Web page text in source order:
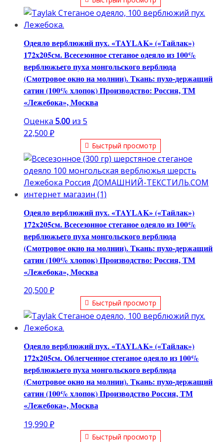
Одеяло верблюжий пух. «TAYLAK» («Тайлак»)
172х205см. Всесезонное стеганое одеяло из 100%
верблюжьего пуха монгольского верблюда
(Смотровое окно на молнии). Ткань: пухо-держащий
сатин (100% хлопок) Производство: Россия, ТМ
«Лежебока», Москва
Оценка 5.00 из 5
22,500 ₽
Быстрый просмотр
Одеяло верблюжий пух. «TAYLAK» («Тайлак»)
172х205см. Всесезонное стеганое одеяло из 100%
верблюжьего пуха монгольского верблюда
(Смотровое окно на молнии). Ткань: пухо-держащий
сатин (100% хлопок) Производство: Россия, ТМ
«Лежебока», Москва
20,500 ₽
Быстрый просмотр
Одеяло верблюжий пух. «TAYLAK» («Тайлак»)
172х205см. Облегченное стеганое одеяло из 100%
верблюжьего пуха монгольского верблюда
(Смотровое окно на молнии). Ткань: пухо-держащий
сатин (100% хлопок) Производство Россия, ТМ
«Лежебока», Москва
19,990 ₽
Быстрый просмотр